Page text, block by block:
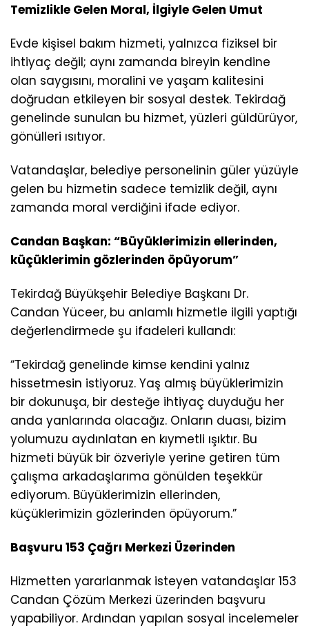
Temizlikle Gelen Moral, İlgiyle Gelen Umut
Evde kişisel bakım hizmeti, yalnızca fiziksel bir
ihtiyaç değil; aynı zamanda bireyin kendine
olan saygısını, moralini ve yaşam kalitesini
doğrudan etkileyen bir sosyal destek. Tekirdağ
genelinde sunulan bu hizmet, yüzleri güldürüyor,
gönülleri ısıtıyor.
Vatandaşlar, belediye personelinin güler yüzüyle
gelen bu hizmetin sadece temizlik değil, aynı
zamanda moral verdiğini ifade ediyor.
Candan Başkan: “Büyüklerimizin ellerinden,
küçüklerimin gözlerinden öpüyorum”
Tekirdağ Büyükşehir Belediye Başkanı Dr.
Candan Yüceer, bu anlamlı hizmetle ilgili yaptığı
değerlendirmede şu ifadeleri kullandı:
“Tekirdağ genelinde kimse kendini yalnız
hissetmesin istiyoruz. Yaş almış büyüklerimizin
bir dokunuşa, bir desteğe ihtiyaç duyduğu her
anda yanlarında olacağız. Onların duası, bizim
yolumuzu aydınlatan en kıymetli ışıktır. Bu
hizmeti büyük bir özveriyle yerine getiren tüm
çalışma arkadaşlarıma gönülden teşekkür
ediyorum. Büyüklerimizin ellerinden,
küçüklerimizin gözlerinden öpüyorum.”
Başvuru 153 Çağrı Merkezi Üzerinden
Hizmetten yararlanmak isteyen vatandaşlar 153
Candan Çözüm Merkezi üzerinden başvuru
yapabiliyor. Ardından yapılan sosyal incelemeler